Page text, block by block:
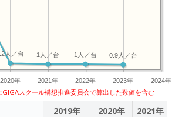
2020年 2021年 2022年 2023年 2024年
0.9人／台
1人／台
1人／台
人／台
スクール構想推進委員会で算出した数値を含む
2019年 2020年 2021年